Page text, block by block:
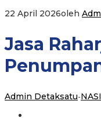
22 April 2026oleh
Jasa
Admin Detaksatu-